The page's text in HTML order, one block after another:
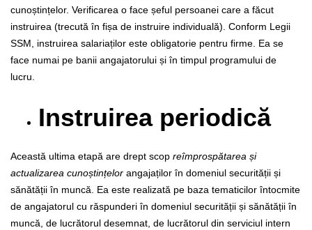
cunoștințelor. Verificarea o face șeful persoanei care a făcut
instruirea (trecută în fișa de instruire individuală). Conform Legii
SSM, instruirea salariaților este obligatorie pentru firme. Ea se
face numai pe banii angajatorului și în timpul programului de
lucru.
Instruirea periodică
Această ultima etapă are drept scop reîmprospătarea și
actualizarea cunoștințelor angajaților în domeniul securității și
sănătății în muncă. Ea este realizată pe baza tematicilor întocmite
de angajatorul cu răspunderi în domeniul securității și sănătății în
muncă, de lucrătorul desemnat, de lucrătorul din serviciul intern